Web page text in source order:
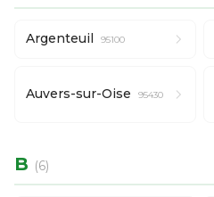
Argenteuil 95100
Auvers-sur-Oise 95430
B (6)